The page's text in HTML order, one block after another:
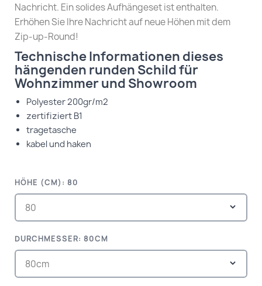
Nachricht. Ein solides Aufhängeset ist enthalten.
Erhöhen Sie Ihre Nachricht auf neue Höhen mit dem
Zip-up-Round!
Technische Informationen dieses
hängenden runden Schild für
Wohnzimmer und Showroom
Polyester 200gr/m2
zertifiziert B1
tragetasche
kabel und haken
HÖHE (CM): 80
DURCHMESSER: 80CM